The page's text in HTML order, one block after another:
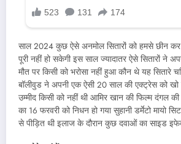
साल 2024 कुछ ऐसे अनमोल सितारों को हमसे छीन
पूरी नहीं हो सकेगी इस साल ज्यादातर ऐसे सितारों ने
मौत पर किसी को भरोसा नहीं हुआ कौन थे यह सितारे
बॉलीवुड ने अपनी एक ऐसी 20 साल की एक्ट्रेस को खो
उम्मीद किसी को नहीं थी आमिर खान की फिल्म दंगल
का 16 फरवरी को निधन हो गया सुहानी डर्मेटो मायो
से पीड़ित थी इलाज के दौरान कुछ दवाओं का साइड